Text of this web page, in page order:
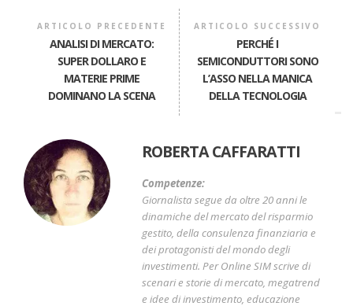
ARTICOLO PRECEDENTE
ANALISI DI MERCATO:
SUPER DOLLARO E
MATERIE PRIME
DOMINANO LA SCENA
ARTICOLO SUCCESSIVO
PERCHÉ I
SEMICONDUTTORI SONO
L’ASSO NELLA MANICA
DELLA TECNOLOGIA
ROBERTA CAFFARATTI
Competenze:
Giornalista segue da oltre 20 anni le
dinamiche del mercato del risparmio
gestito, della consulenza finanziaria e
dei protagonisti del mondo degli
investimenti. Per Online SIM scrive di
scenari e storie di mercato, megatrend
e idee di investimento, educazione